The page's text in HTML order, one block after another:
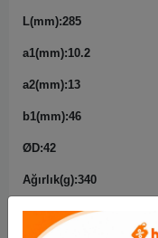
L(mm):285
a1(mm):10.2
a2(mm):13
b1(mm):46
ØD:42
Ağırlık(g):340